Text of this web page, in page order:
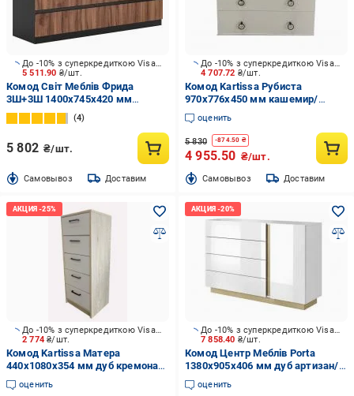
5 511.90 ₴/шт.
До -10% з суперкредиткою Visa Вигода
Комод Світ Меблів Фрида
3Ш+3Ш 1400x745x420 мм
черный/дуб ливорно
4
5 802 ₴/шт.
Cамовывоз Доставим
4 707.72 ₴/шт.
До -10% з суперкредиткою Visa Вигода
Комод Kartissa Рубиста
970x776x450 мм кашемир/
кашемир (Рб-КМ1)
оценить
5 830 -874.50 ₴
4 955.50 ₴/шт.
Cамовывоз Доставим
2 774₴/шт.
До -10% з суперкредиткою Visa Вигода
Комод Kartissa Матера
440x1080x354 мм дуб кремона
торро/кашемир (М-КМ 5ш/к)
оценить
7 858.40 ₴/шт.
До -10% з суперкредиткою Visa Вигода
Комод Центр Меблів Porta
1380x905x406 мм дуб артизан/
белый глянец
оценить